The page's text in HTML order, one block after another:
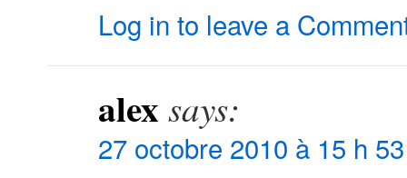
Log in to leave a
alex says:
27 octobre 2010 à 15 h